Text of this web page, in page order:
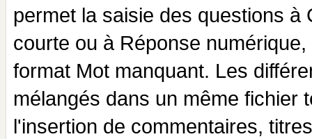
permet la saisie des questions à
courte ou à Réponse
format Mot manquant. Les
mélangés dans un même fichier
l'insertion de commentaires,